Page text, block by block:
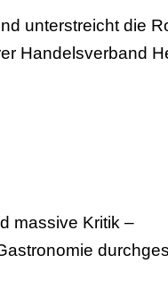
unterstreicht die
Handelsverband
massive Kritik –